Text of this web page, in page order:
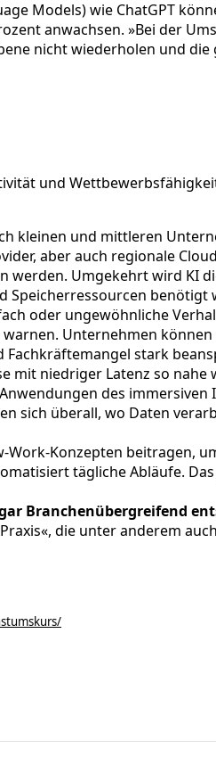
Models) wie ChatGPT
anwachsen. »Bei der
nicht wiederholen und
und
kleinen und mittleren
aber auch regionale
Umgekehrt wird KI
Speicherressourcen benötigt
oder ungewöhnliche
Unternehmen
stark
mit niedriger Latenz so
des immersiven
sich überall, wo Daten
Work-Konzepten beitragen,
tägliche Abläufe.
Branchenübergreifend
die unter anderem